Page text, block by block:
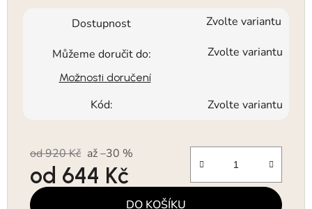
Dostupnost Zvolte variantu
Můžeme doručit do: Zvolte variantu
Možnosti doručení
Kód: Zvolte variantu
od 920 Kč až –30 %
od 644 Kč
Měrná cena: DO KOŠÍKU